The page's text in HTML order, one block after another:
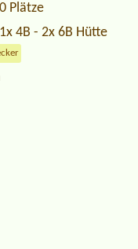
Plätze
4B - 2x 6B Hütte